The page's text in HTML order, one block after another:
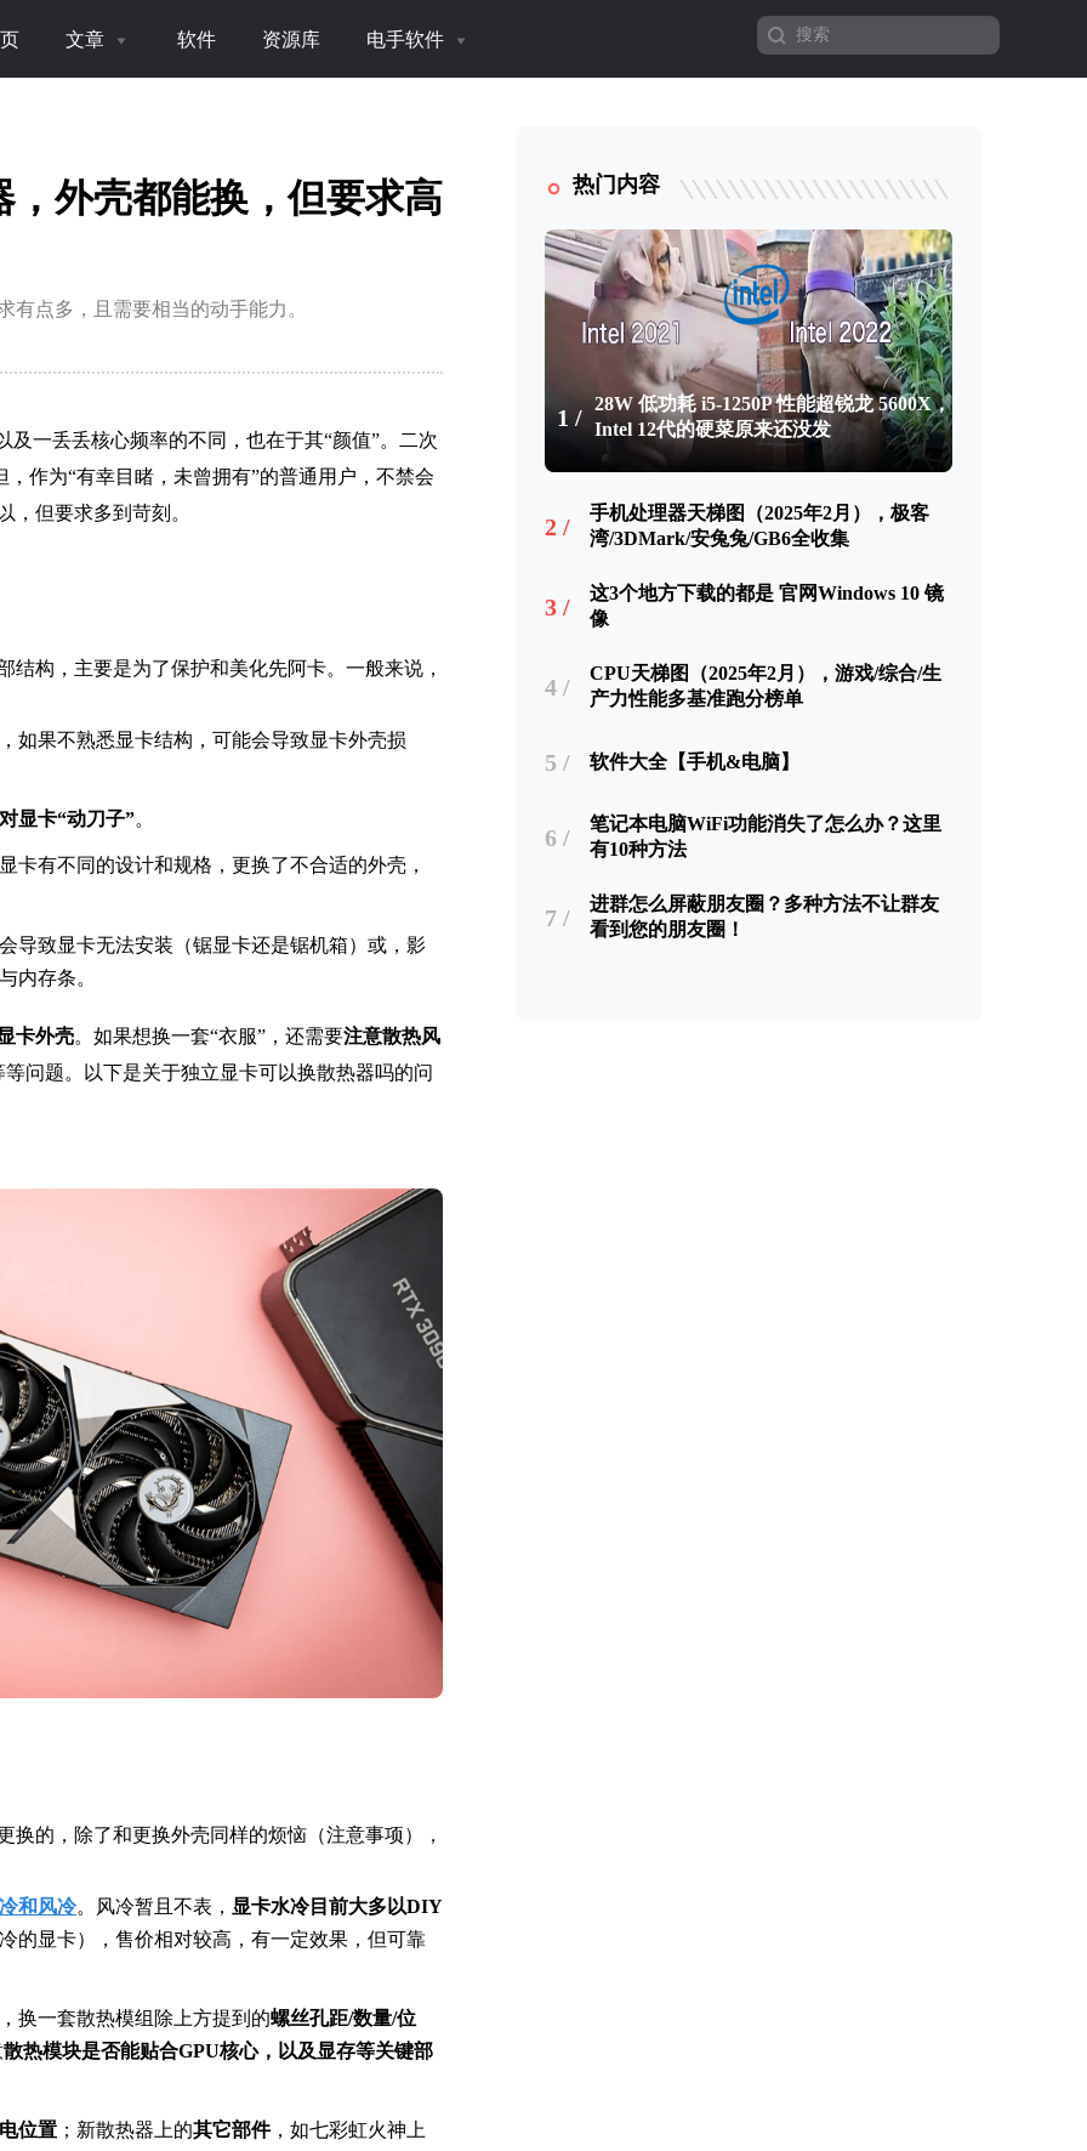
文章 软件 资源库 电手软件
外壳都能换，但要求高
点多，且需要相当的动手能力。
一丢丢核心频率的不同，也在于其“颜值”。二次
作为“有幸目睹，未曾拥有”的普通用户，不禁会
，但要求多到苛刻。
构，主要是为了保护和美化先阿卡。一般来说，
，如果不熟悉显卡结构，可能会导致显卡外壳损
显卡“动刀子”。
卡有不同的设计和规格，更换了不合适的外壳，
导致显卡无法安装（锯显卡还是锯机箱）或，影
内存条。
卡外壳。如果想换一套“衣服”，还需要注意散热风
等问题。以下是关于独立显卡可以换散热器吗的问
的，除了和更换外壳同样的烦恼（注意事项），
和风冷。风冷暂且不表， 显卡水冷目前大多以DIY
的显卡），售价相对较高，有一定效果，但可靠
换一套散热模组除上方提到的螺丝孔距/数量/位
散热模块是否能贴合GPU核心，以及显存等关键部
位置 ；新散热器上的其它部件，如七彩虹火神上
热门内容
1 /
28W 低功耗 i5-1250P 性能超锐龙 5600X，
Intel 12代的硬菜原来还没发
2 /
手机处理器天梯图（2025年2月），极客
湾/3DMark/安兔兔/GB6全收集
3 /
这3个地方下载的都是 官网Windows 10 镜
像
4 /
CPU天梯图（2025年2月），游戏/综合/生
产力性能多基准跑分榜单
5 / 软件大全【手机&电脑】
6 /
笔记本电脑WiFi功能消失了怎么办？这里
有10种方法
7 /
进群怎么屏蔽朋友圈？多种方法不让群友
看到您的朋友圈！